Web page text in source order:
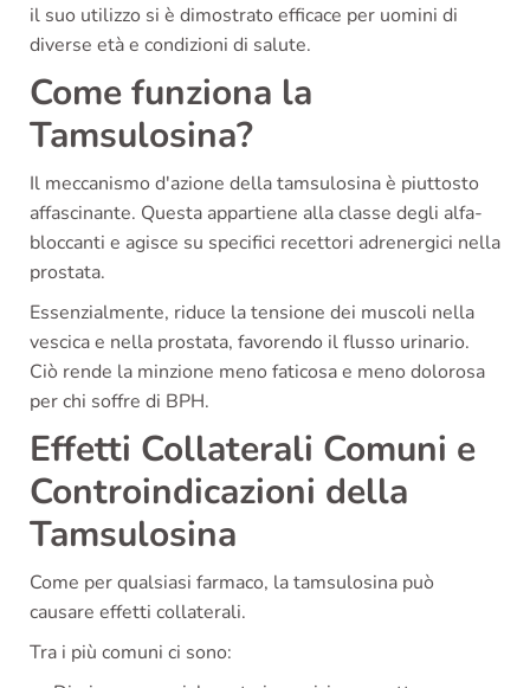
il suo utilizzo si è dimostrato efficace per uomini di
diverse età e condizioni di salute.
Come funziona la
Tamsulosina?
Il meccanismo d'azione della tamsulosina è piuttosto
affascinante. Questa appartiene alla classe degli alfa-
bloccanti e agisce su specifici recettori adrenergici nella
prostata.
Essenzialmente, riduce la tensione dei muscoli nella
vescica e nella prostata, favorendo il flusso urinario.
Ciò rende la minzione meno faticosa e meno dolorosa
per chi soffre di BPH.
Effetti Collaterali Comuni e
Controindicazioni della
Tamsulosina
Come per qualsiasi farmaco, la tamsulosina può
causare effetti collaterali.
Tra i più comuni ci sono: